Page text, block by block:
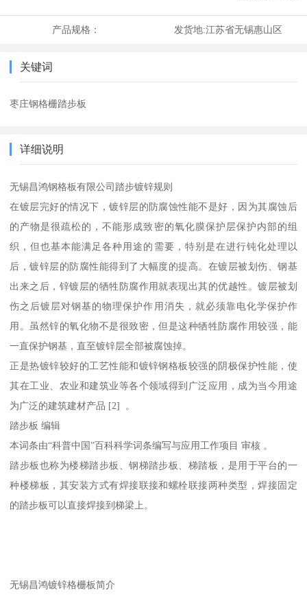
产品规格： 发货地:江苏省无锡惠山区
关键词
枣庄钢格栅踏步板
详细说明
无锡昌鸿钢格板有限公司踏步镀锌规则
在镀层完好的情况下，镀锌层的防腐蚀性能不是好，因为其腐蚀后
的产物是很疏松的，不能形成致密的氧化膜保护层保护内部的组
织，但也基本能满足各种用途的需要，特别是在进行钝化处理以
后，镀锌层的防腐性能得到了大幅度的提高。在镀层被划伤、钢基
出来之后，锌镀层的牺牲防腐作用就表现出其的优越性。镀层被划
伤之后镀层对钢基的物理保护作用消失，就必须靠电化学保护作
用。虽然锌的氧化物不是很致密，但是这种牺牲防腐作用较强，能
一直保护钢基，直至镀锌层全部被腐蚀掉。
正是热镀锌较好的工艺性能和镀锌钢格板较强的阴极保护性能，使
其在工业、农业和建筑业等各个领域得到广泛应用，成为当今用途
为广泛的建筑建材产品 [2] 。
踏步板 编辑
本词条由“科普中国”百科科学词条编写与应用工作项目 审核 。
踏步板也称为楼梯踏步板、钢梯踏步板、梯踏板，是用于平台的一
种楼梯板，其安装方式有焊接联接和螺栓联接两种类型，焊接固定
的踏步板可以直接焊接到梯梁上。
无锡昌鸿镀锌格栅板简介